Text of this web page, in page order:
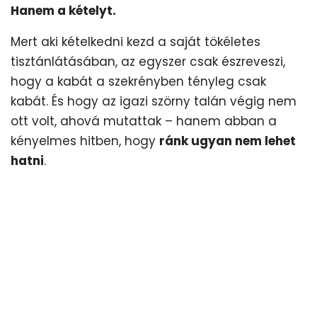
Hanem a kételyt.
Mert aki kételkedni kezd a saját tökéletes
tisztánlátásában, az egyszer csak észreveszi,
hogy a kabát a szekrényben tényleg csak
kabát. És hogy az igazi szörny talán végig nem
ott volt, ahová mutattak – hanem abban a
kényelmes hitben, hogy ránk ugyan nem lehet
hatni.